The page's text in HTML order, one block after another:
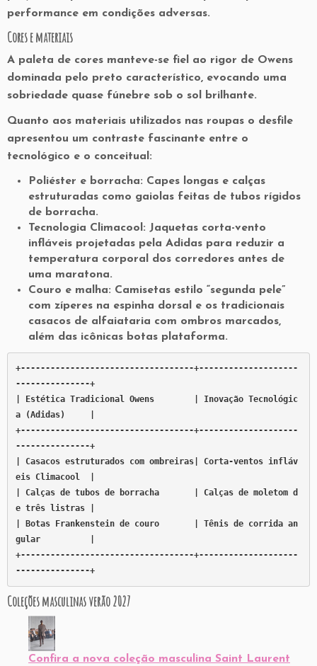
performance em condições adversas.
Cores e materiais
A paleta de cores manteve-se fiel ao rigor de Owens
dominada pelo preto característico, evocando uma
sobriedade quase fúnebre sob o sol brilhante.
Quanto aos materiais utilizados nas roupas o desfile
apresentou um contraste fascinante entre o
tecnológico e o conceitual:
Poliéster e borracha: Capes longas e calças
estruturadas como gaiolas feitas de tubos rígidos
de borracha.
Tecnologia Climacool: Jaquetas corta-vento
infláveis projetadas pela Adidas para reduzir a
temperatura corporal dos corredores antes de
uma maratona.
Couro e malha: Camisetas estilo “segunda pele”
com zíperes na espinha dorsal e os tradicionais
casacos de alfaiataria com ombros marcados,
além das icônicas botas plataforma.
+-----------------------------------+--------------------
---------------+
| Estética Tradicional Owens        | Inovação Tecnológic
a (Adidas)     |
+-----------------------------------+--------------------
---------------+
| Casacos estruturados com ombreiras| Corta-ventos infláv
eis Climacool  |
| Calças de tubos de borracha       | Calças de moletom d
e três listras |
| Botas Frankenstein de couro       | Tênis de corrida an
gular          |
+-----------------------------------+--------------------
---------------+
Coleções masculinas verão 2027
Confira a nova coleção masculina Saint Laurent